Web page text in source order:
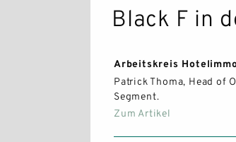
Black F in
Arbeitskreis
Patrick Thoma, Head of
Segment.
Zum Artikel